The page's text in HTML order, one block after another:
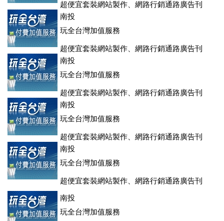
超便宜套裝網站製作、網路行銷通路廣告刊
登、訂房系統、客房委託旅行社銷售，全面優惠中....
南投
玩全台灣加值服務
超便宜套裝網站製作、網路行銷通路廣告刊
登、訂房系統、客房委託旅行社銷售，全面優惠中....
南投
玩全台灣加值服務
超便宜套裝網站製作、網路行銷通路廣告刊
登、訂房系統、客房委託旅行社銷售，全面優惠中....
南投
玩全台灣加值服務
超便宜套裝網站製作、網路行銷通路廣告刊
登、訂房系統、客房委託旅行社銷售，全面優惠中....
南投
玩全台灣加值服務
超便宜套裝網站製作、網路行銷通路廣告刊
登、訂房系統、客房委託旅行社銷售，全面優惠中....
南投
玩全台灣加值服務